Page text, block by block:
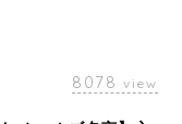
8078 view